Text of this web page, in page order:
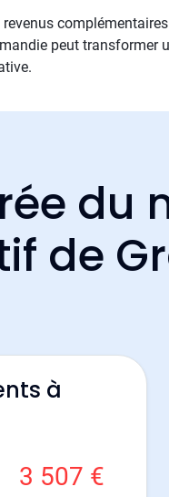
peut transformer
du
de
à
3 507 €